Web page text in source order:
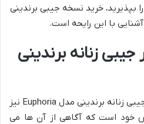
بپذیرید، خرید نسخه جیبی برندینی
با این رایحه است.
زنانه برندینی
مانند هر محصول دیگری، عطر جیبی زنانه برندینی مدل Euphoria نیز
خود است که آگاهی از آن ها می